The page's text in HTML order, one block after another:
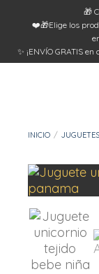
🎁
❤️🎁Elige los
✨ ¡ENVÍO GRATIS
INICIO / JUGUETES